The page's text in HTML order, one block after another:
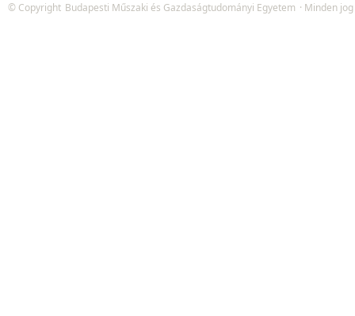
© Copyright Budapesti Műszaki és Gazdaságtudományi Egyetem · Minden